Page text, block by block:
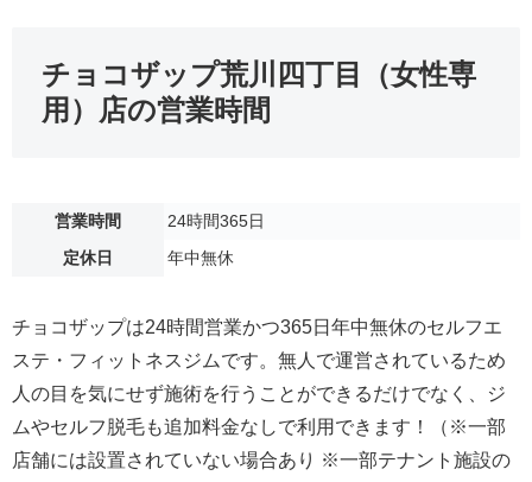
チョコザップ荒川四丁目（女性専
用）店の営業時間
営業時間
24時間365日
定休日
年中無休
チョコザップは24時間営業かつ365日年中無休のセルフエ
ステ・フィットネスジムです。無人で運営されているため
人の目を気にせず施術を行うことができるだけでなく、ジ
ムやセルフ脱毛も追加料金なしで利用できます！（※一部
店舗には設置されていない場合あり ※一部テナント施設の